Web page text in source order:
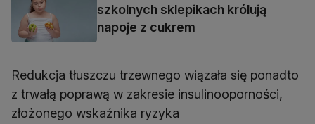
szkolnych sklepikach królują
napoje z cukrem
Redukcja tłuszczu trzewnego wiązała się ponadto
z trwałą poprawą w zakresie insulinooporności,
złożonego wskaźnika ryzyka